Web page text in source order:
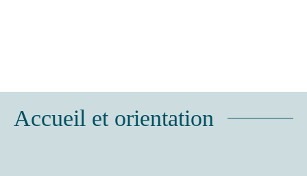
Accueil et orientation